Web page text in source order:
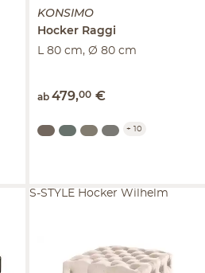
KONSIMO
Hocker Raggi
L 80 cm, Ø 80 cm
ab 479,00 €
+ 10
S-STYLE Hocker Wilhelm